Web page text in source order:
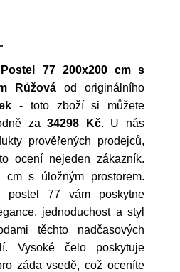
Postel 77 200x200 cm s
Růžová od originálního
- toto zboží si můžete
za34298 Kč. U nás
prověřených prodejců,
ocení nejeden zákazník.
cm s úložným prostorem.
postel 77 vám poskytne
jednoduchost a styl
těchto nadčasových
Vysoké čelo poskytuje
záda vsedě, což oceníte